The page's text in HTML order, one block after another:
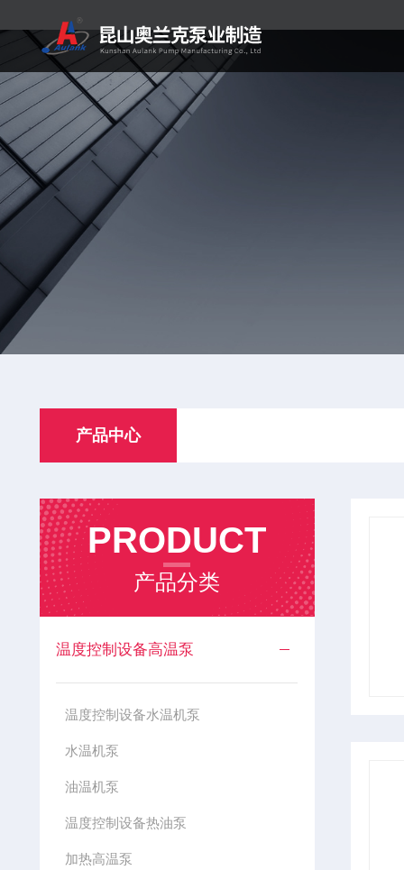
产品中心
PRODUCT
产品分类
温度控制设备高温泵
温度控制设备水温机泵
水温机泵
油温机泵
温度控制设备热油泵
加热高温泵